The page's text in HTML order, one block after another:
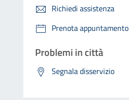
Richiedi assistenza
Prenota appuntamento
Problemi in città
Segnala disservizio